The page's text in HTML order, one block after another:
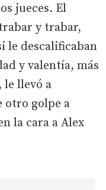
jueces. El
y trabar,
le descalificaban
y valentía, más
le llevó a
otro golpe a
la cara a Alex